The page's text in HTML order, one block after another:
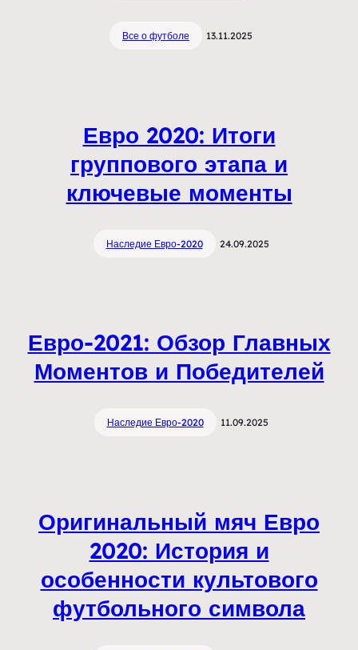
Все о футболе 13.11.2025
Евро 2020: Итоги
группового этапа и
ключевые моменты
Наследие Евро-2020 24.09.2025
Евро-2021: Обзор Главных
Моментов и Победителей
Наследие Евро-2020 11.09.2025
Оригинальный мяч Евро
2020: История и
особенности культового
футбольного символа